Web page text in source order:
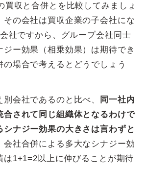
買収と合併とを比較してみましょ
その会社は買収企業の子会社にな
社ですから、グループ会社同士
ジー効果（相乗効果）は期待でき
の場合で考えるとどうでしょう
会社であるのと比べ、
同一社内
合されて同じ組織体となるわけで
シナジー効果の大きさは言わずと
会社合併による多大なシナジー効
は1+1=2以上に伸びることが期待